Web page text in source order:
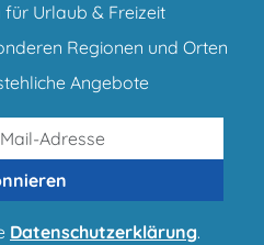
für Urlaub & Freizeit
Regionen und Orten
Angebote
Datenschutzerklärung.